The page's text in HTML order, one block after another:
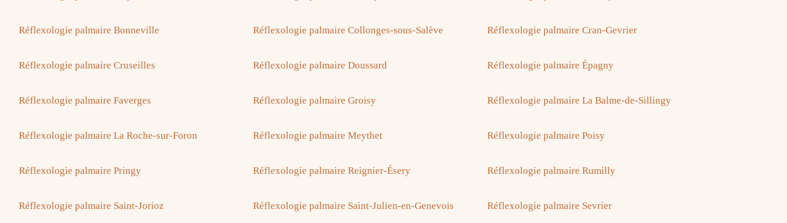
Réflexologie palmaire Bonneville Réflexologie palmaire Collonges-sous-Salève Réflexologie palmaire Cran-Gevrier
Réflexologie palmaire Cruseilles Réflexologie palmaire Doussard Réflexologie palmaire Épagny
Réflexologie palmaire Faverges Réflexologie palmaire Groisy Réflexologie palmaire La Balme-de-Sillingy
Réflexologie palmaire La Roche-sur-Foron Réflexologie palmaire Meythet Réflexologie palmaire Poisy
Réflexologie palmaire Pringy Réflexologie palmaire Reignier-Ésery Réflexologie palmaire Rumilly
Réflexologie palmaire Saint-Jorioz Réflexologie palmaire Saint-Julien-en-Genevois Réflexologie palmaire Sevrier